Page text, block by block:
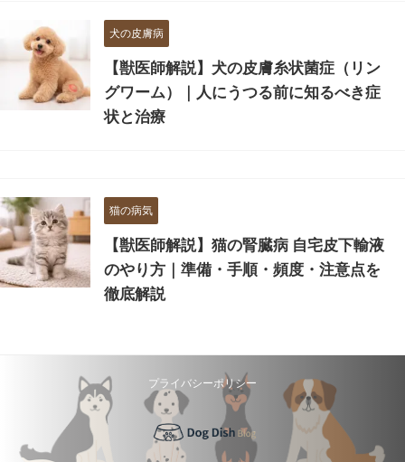
犬の皮膚病
【獣医師解説】犬の皮膚糸状菌症（リン
グワーム）｜人にうつる前に知るべき症
状と治療
猫の病気
【獣医師解説】猫の腎臓病 自宅皮下輸液
のやり方｜準備・手順・頻度・注意点を
徹底解説
プライバシーポリシー